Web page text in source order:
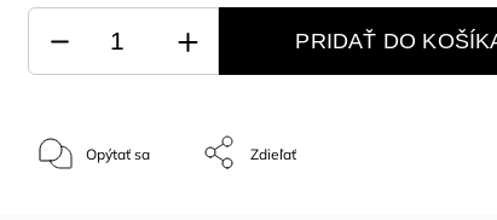
PRIDAŤ DO
Opýtať sa Zdieľať